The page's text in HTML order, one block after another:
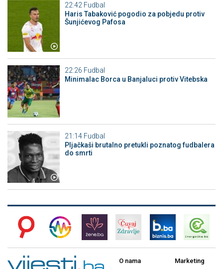
22:42 Fudbal
Haris Tabaković pogodio za pobjedu protiv
Šunjićevog Pafosa
22:26 Fudbal
Minimalac Borca u Banjaluci protiv Vitebska
21:14 Fudbal
Pljačkaši brutalno pretukli poznatog fudbalera
do smrti
O nama Marketing